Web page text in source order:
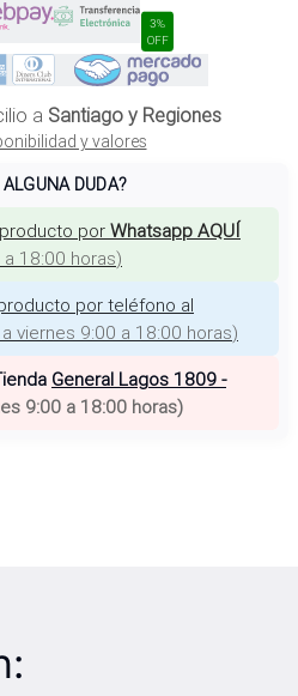
3%
OFF
a Santiago y Regiones
y valores
DUDA?
por Whatsapp AQUÍ
18:00 horas)
por teléfono al
viernes 9:00 a 18:00 horas)
General Lagos 1809 -
9:00 a 18:00 horas)